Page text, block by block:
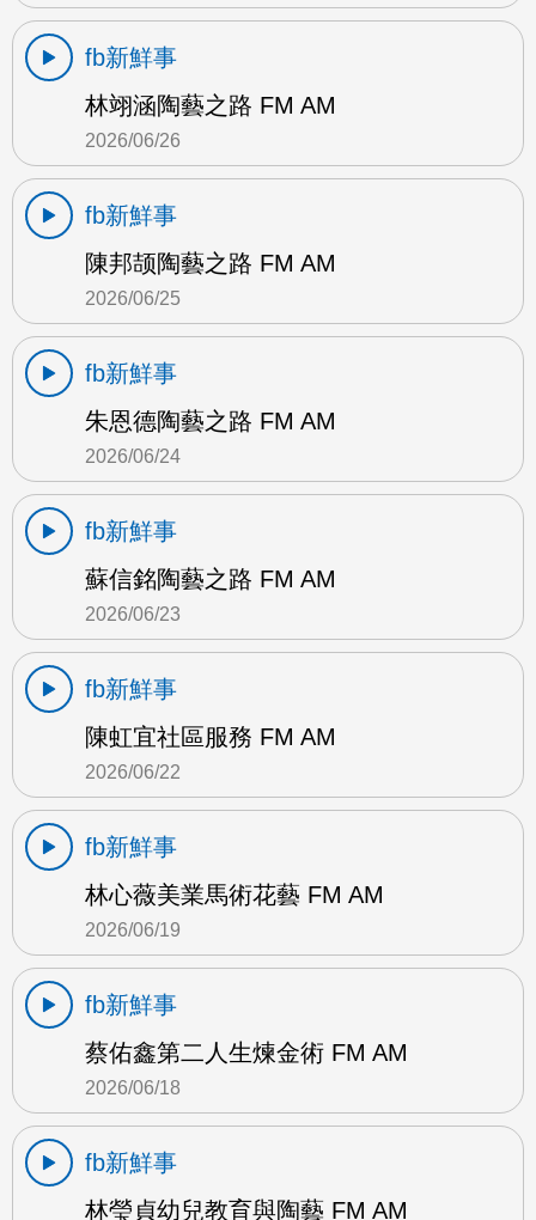
fb新鮮事
林翊涵陶藝之路 FM AM
2026/06/26
fb新鮮事
陳邦颉陶藝之路 FM AM
2026/06/25
fb新鮮事
朱恩德陶藝之路 FM AM
2026/06/24
fb新鮮事
蘇信銘陶藝之路 FM AM
2026/06/23
fb新鮮事
陳虹宜社區服務 FM AM
2026/06/22
fb新鮮事
林心薇美業馬術花藝 FM AM
2026/06/19
fb新鮮事
蔡佑鑫第二人生煉金術 FM AM
2026/06/18
fb新鮮事
林瑩貞幼兒教育與陶藝 FM AM